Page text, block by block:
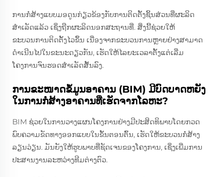
ການກໍ່ສ້າງແບບມອດູນກ່ຽວຂ້ອງກັບການຕິດຕັ້ງຊິ້ນສ່ວນທີ່ຜະລິດ
ສຳເລັດແລ້ວ ເຊິ່ງຖືກຜະລິດນອກສະຖານທີ່. ສິ່ງນີ້ຊ່ວຍໃຫ້
ຂະບວນການຕິດຕັ້ງໄວຂຶ້ນ ເນື່ອງຈາກຂະບວນການຫຼາຍຢ່າງສາມາດ
ດຳເນີນໄປໃນຂະນະດຽວກັນ, ເຮັດໃຫ້ໄລຍະເວລາຕັ້ງແຕ່ເລີ່ມ
ໂຄງການຈົນຮອດສຳເລັດສັ້ນລົງ.
ການຂະໜາດຂໍ້ມູນອາຄານ (BIM) ມີບົດບາດຫຍັງ
ໃນການກໍ່ສ້າງອາຄານທີ່ເຮັດຈາກໂລຫະ?
BIM ຊ່ວຍໃນການວາງແຜນໂຄງການຢ່າງມີປະສິດທິພາບໂດຍກວດ
ພົບຄວາມຂັດທາງອອກແບບໃນຂັ້ນຕອນຕົ້ນ, ເຮັດໃຫ້ຂະບວນກໍ່ສ້າງ
ລຽນວ່ຽນ. ມັນຍັງໃຫ້ຮູບພາບທີ່ຊັດເຈນຂອງໂຄງການ, ເຊິ່ງເພີ່ມການ
ປະສານງານລະຫວ່າງທີມຕ່າງຕົວ.